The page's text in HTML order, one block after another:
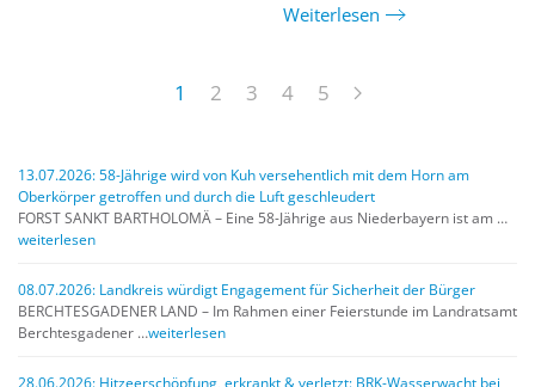
Weiterlesen
1 2 3 4 5
13.07.2026: 58-Jährige wird von Kuh versehentlich mit dem Horn am
Oberkörper getroffen und durch die Luft geschleudert
FORST SANKT BARTHOLOMÄ – Eine 58-Jährige aus Niederbayern ist am …
weiterlesen
08.07.2026: Landkreis würdigt Engagement für Sicherheit der Bürger
BERCHTESGADENER LAND – Im Rahmen einer Feierstunde im Landratsamt
Berchtesgadener …weiterlesen
28.06.2026: Hitzeerschöpfung, erkrankt & verletzt: BRK-Wasserwacht bei